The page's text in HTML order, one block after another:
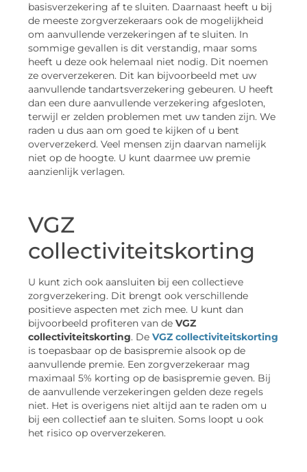
basisverzekering af te sluiten. Daarnaast heeft u bij
de meeste zorgverzekeraars ook de mogelijkheid
om aanvullende verzekeringen af te sluiten. In
sommige gevallen is dit verstandig, maar soms
heeft u deze ook helemaal niet nodig. Dit noemen
ze oververzekeren. Dit kan bijvoorbeeld met uw
aanvullende tandartsverzekering gebeuren. U heeft
dan een dure aanvullende verzekering afgesloten,
terwijl er zelden problemen met uw tanden zijn. We
raden u dus aan om goed te kijken of u bent
oververzekerd. Veel mensen zijn daarvan namelijk
niet op de hoogte. U kunt daarmee uw premie
aanzienlijk verlagen.
VGZ
collectiviteitskorting
U kunt zich ook aansluiten bij een collectieve
zorgverzekering. Dit brengt ook verschillende
positieve aspecten met zich mee. U kunt dan
bijvoorbeeld profiteren van de VGZ
collectiviteitskorting. De VGZ collectiviteitskorting
is toepasbaar op de basispremie alsook op de
aanvullende premie. Een zorgverzekeraar mag
maximaal 5% korting op de basispremie geven. Bij
de aanvullende verzekeringen gelden deze regels
niet. Het is overigens niet altijd aan te raden om u
bij een collectief aan te sluiten. Soms loopt u ook
het risico op oververzekeren.